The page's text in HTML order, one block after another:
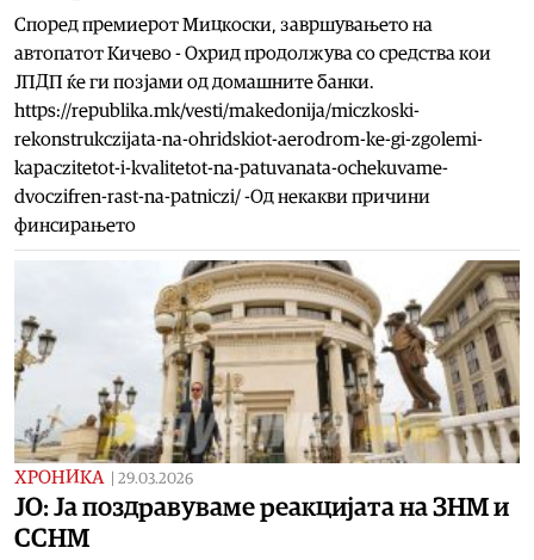
Според премиерот Мицкоски, завршувањето на
автопатот Кичево - Охрид продолжува со средства кои
ЈПДП ќе ги позјами од домашните банки.
https://republika.mk/vesti/makedonija/miczkoski-
rekonstrukczijata-na-ohridskiot-aerodrom-ke-gi-zgolemi-
kapaczitetot-i-kvalitetot-na-patuvanata-ochekuvame-
dvoczifren-rast-na-patniczi/ -Од некакви причини
финсирањето
ХРОНИКА 29.03.2026
ЈО: Ја поздравуваме реакцијата на ЗНМ и
ССНМ